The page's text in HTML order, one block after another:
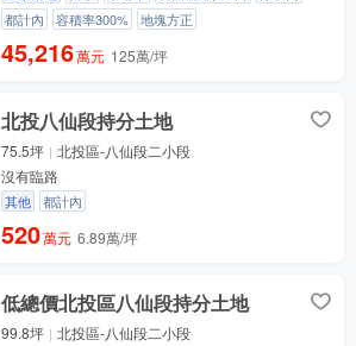
都計內
容積率300% 地塊方正
45,216萬元 125萬/坪
北投八仙段持分土地
75.5坪
北投區-八仙段二小段
沒有臨路
其他 都計內
520萬元 6.89萬/坪
低總價北投區八仙段持分土地
99.8坪
北投區-八仙段二小段